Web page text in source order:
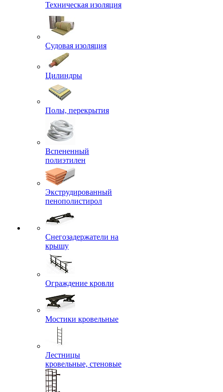
Техническая изоляция
Судовая изоляция
Цилиндры
Полы, перекрытия
Вспененный
полиэтилен
Экструдированный
пенополистирол
Снегозадержатели на
крышу
Ограждение кровли
Мостики кровельные
Лестницы
кровельные, стеновые